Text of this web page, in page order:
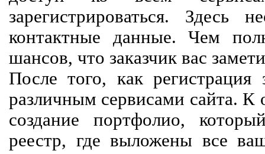
зарегистрироваться. Здесь
контактные данные. Чем
шансов, что заказчик вас
После того, как регистрация
различным сервисами сайта. К
создание портфолио,
реестр, где выложены все